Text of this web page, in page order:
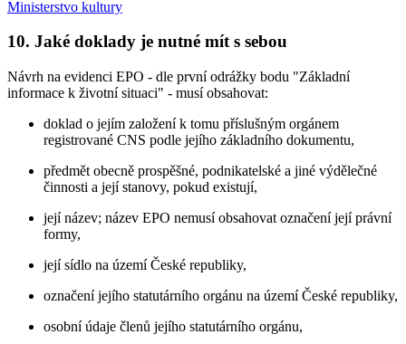
Ministerstvo kultury
10. Jaké doklady je nutné mít s sebou
Návrh na evidenci EPO - dle první odrážky bodu "Základní
informace k životní situaci" - musí obsahovat:
doklad o jejím založení k tomu příslušným orgánem
registrované CNS podle jejího základního dokumentu,
předmět obecně prospěšné, podnikatelské a jiné výdělečné
činnosti a její stanovy, pokud existují,
její název; název EPO nemusí obsahovat označení její právní
formy,
její sídlo na území České republiky,
označení jejího statutárního orgánu na území České republiky,
osobní údaje členů jejího statutárního orgánu,